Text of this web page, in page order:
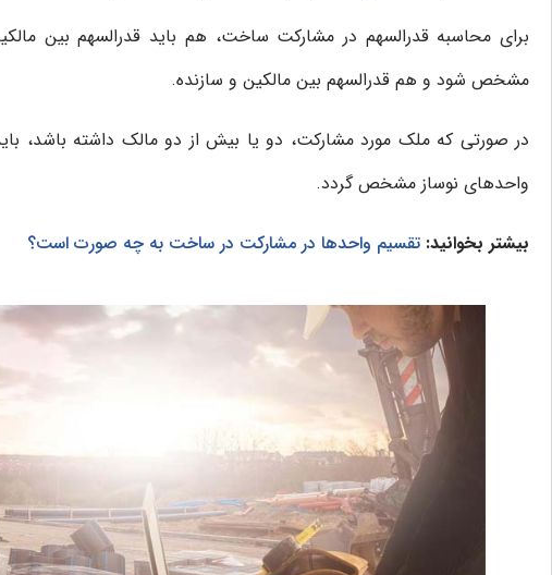
برای محاسبه قدرالسهم در مشارکت ساخت، هم باید قدرالسهم بین
مشخص شود و هم قدرالسهم بین مالکین و سازنده.
در صورتی که ملک مورد مشارکت، دو یا بیش از دو مالک داشته باشد،
واحدهای نوساز مشخص گردد.
بیشتر بخوانید: تقسیم واحدها در مشارکت در ساخت به چه صورت است؟